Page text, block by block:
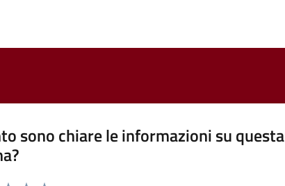
sono chiare le informazioni su questa